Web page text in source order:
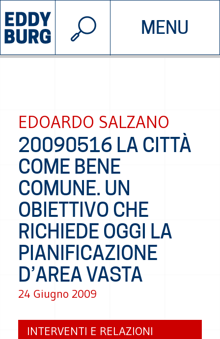
MENU
INIZIATIVE CHI SIAMO
© 2026 EDDYBURG
EDOARDO SALZANO
20090516 LA CITTÀ
COME BENE
COMUNE. UN
OBIETTIVO CHE
RICHIEDE OGGI LA
PIANIFICAZIONE
D’AREA VASTA
24 Giugno 2009
INTERVENTI E RELAZIONI